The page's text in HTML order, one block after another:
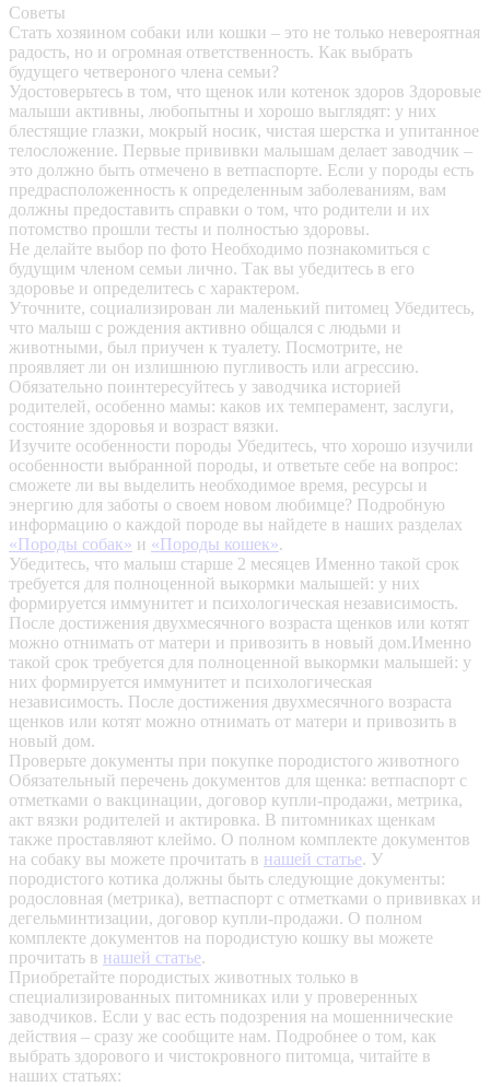
Советы
Стать хозяином собаки или кошки – это не только невероятная
радость, но и огромная ответственность. Как выбрать
будущего четвероного члена семьи?
Удостоверьтесь в том, что щенок или котенок здоров Здоровые
малыши активны, любопытны и хорошо выглядят: у них
блестящие глазки, мокрый носик, чистая шерстка и упитанное
телосложение. Первые прививки малышам делает заводчик –
это должно быть отмечено в ветпаспорте. Если у породы есть
предрасположенность к определенным заболеваниям, вам
должны предоставить справки о том, что родители и их
потомство прошли тесты и полностью здоровы.
Не делайте выбор по фото Необходимо познакомиться с
будущим членом семьи лично. Так вы убедитесь в его
здоровье и определитесь с характером.
Уточните, социализирован ли маленький питомец Убедитесь,
что малыш с рождения активно общался с людьми и
животными, был приучен к туалету. Посмотрите, не
проявляет ли он излишнюю пугливость или агрессию.
Обязательно поинтересуйтесь у заводчика историей
родителей, особенно мамы: каков их темперамент, заслуги,
состояние здоровья и возраст вязки.
Изучите особенности породы Убедитесь, что хорошо изучили
особенности выбранной породы, и ответьте себе на вопрос:
сможете ли вы выделить необходимое время, ресурсы и
энергию для заботы о своем новом любимце? Подробную
информацию о каждой породе вы найдете в наших разделах
«Породы собак» и «Породы кошек».
Убедитесь, что малыш старше 2 месяцев Именно такой срок
требуется для полноценной выкормки малышей: у них
формируется иммунитет и психологическая независимость.
После достижения двухмесячного возраста щенков или котят
можно отнимать от матери и привозить в новый дом.Именно
такой срок требуется для полноценной выкормки малышей: у
них формируется иммунитет и психологическая
независимость. После достижения двухмесячного возраста
щенков или котят можно отнимать от матери и привозить в
новый дом.
Проверьте документы при покупке породистого животного
Обязательный перечень документов для щенка: ветпаспорт с
отметками о вакцинации, договор купли-продажи, метрика,
акт вязки родителей и актировка. В питомниках щенкам
также проставляют клеймо. О полном комплекте документов
на собаку вы можете прочитать в нашей статье. У
породистого котика должны быть следующие документы:
родословная (метрика), ветпаспорт с отметками о прививках и
дегельминтизации, договор купли-продажи. О полном
комплекте документов на породистую кошку вы можете
прочитать в нашей статье.
Приобретайте породистых животных только в
специализированных питомниках или у проверенных
заводчиков. Если у вас есть подозрения на мошеннические
действия – сразу же сообщите нам. Подробнее о том, как
выбрать здорового и чистокровного питомца, читайте в
наших статьях: